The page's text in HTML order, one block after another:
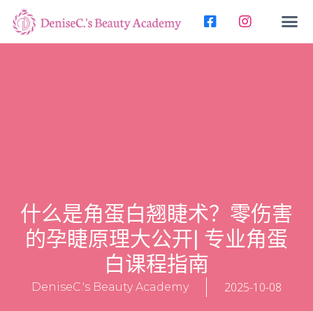
什么是角蛋白翘睫术？零伤害
的孕睫原理大公开| 专业角蛋
白课程指南
DeniseC.'s Beauty Academy 2025-10-08